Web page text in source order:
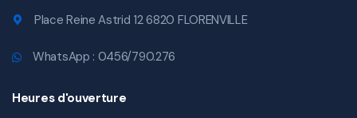
Place Reine Astrid 12 6820 FLORENVILLE
WhatsApp : 0456/790.276
Heures d'ouverture